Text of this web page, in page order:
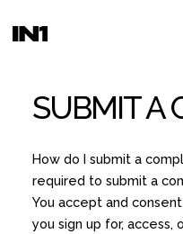
SUBMIT A
How do I submit a
required to submit a
You accept and
you sign up for, access,